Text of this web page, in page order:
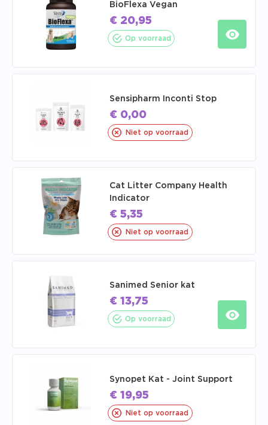
BioFlexa Vegan
€ 20,95
Op voorraad
Sensipharm Inconti Stop
€ 0,00
Niet op voorraad
Cat Litter Company Health
Indicator
€ 5,35
Niet op voorraad
Sanimed Senior kat
€ 13,75
Op voorraad
Synopet Kat - Joint Support
€ 19,95
Niet op voorraad